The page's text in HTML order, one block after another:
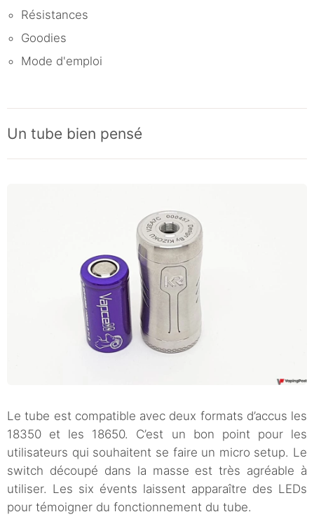
Résistances
Goodies
Mode d'emploi
Un tube bien pensé
Le tube est compatible avec deux formats d’accus les
18350 et les 18650. C’est un bon point pour les
utilisateurs qui souhaitent se faire un micro setup. Le
switch découpé dans la masse est très agréable à
utiliser. Les six évents laissent apparaître des LEDs
pour témoigner du fonctionnement du tube.